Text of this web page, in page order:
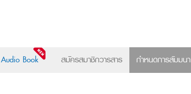
Book สมัครสมาชิกวารสาร กำหนดการสัมมนา